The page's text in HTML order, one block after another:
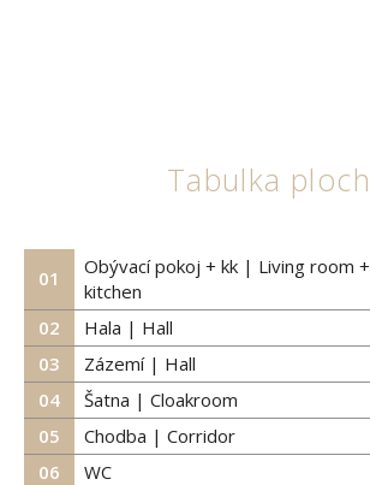
Tabulka ploch
01
Obývací pokoj + kk | Living room +
kitchen
02 Hala | Hall
03 Zázemí | Hall
04 Šatna | Cloakroom
05 Chodba | Corridor
06 WC